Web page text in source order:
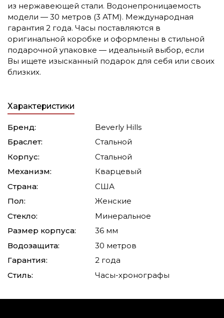
из нержавеющей стали. Водонепроницаемость
модели — 30 метров (3 АТМ). Международная
гарантия 2 года. Часы поставляются в
оригинальной коробке и оформлены в стильной
подарочной упаковке — идеальный выбор, если
Вы ищете изысканный подарок для себя или своих
близких.
Характеристики
Бренд:
Beverly Hills
Браслет:
Стальной
Корпус:
Стальной
Механизм:
Кварцевый
Страна:
США
Пол:
Женские
Стекло:
Минеральное
Размер корпуса:
36 мм
Водозащита:
30 метров
Гарантия:
2 года
Стиль:
Часы-хронографы